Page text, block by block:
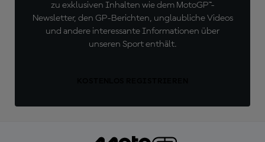
zu exklusiven Inhalten wie dem MotoGP™-
Newsletter, den GP-Berichten, unglaubliche Videos
und andere interessante Informationen über
unseren Sport enthält.